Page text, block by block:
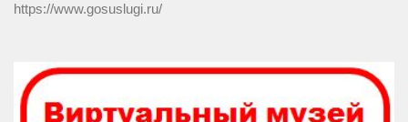
https://www.gosuslugi.ru/